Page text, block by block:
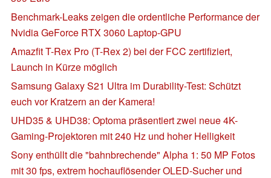
Benchmark-Leaks zeigen die ordentliche Performance der
Nvidia GeForce RTX 3060 Laptop-GPU
Amazfit T-Rex Pro (T-Rex 2) bei der FCC zertifiziert,
Launch in Kürze möglich
Samsung Galaxy S21 Ultra im Durability-Test: Schützt
euch vor Kratzern an der Kamera!
UHD35 & UHD38: Optoma präsentiert zwei neue 4K-
Gaming-Projektoren mit 240 Hz und hoher Helligkeit
Sony enthüllt die "bahnbrechende" Alpha 1: 50 MP Fotos
mit 30 fps, extrem hochauflösender OLED-Sucher und